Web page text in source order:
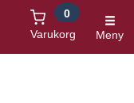
Varukorg
0
Meny